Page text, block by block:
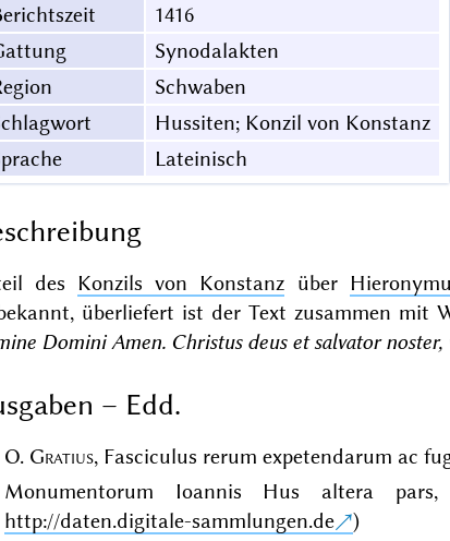
1416
Synodalakten
Schwaben
Hussiten; Konzil von Konstanz
Lateinisch
des Konzils von Konstanz über
überliefert ist der Text zusammen mit
Domini Amen. Christus deus et salvator noster,
– Edd.
O. Gratius, Fasciculus rerum expetendarum ac
Monumentorum Ioannis Hus altera pars,
http://daten.digitale-sammlungen.de
)